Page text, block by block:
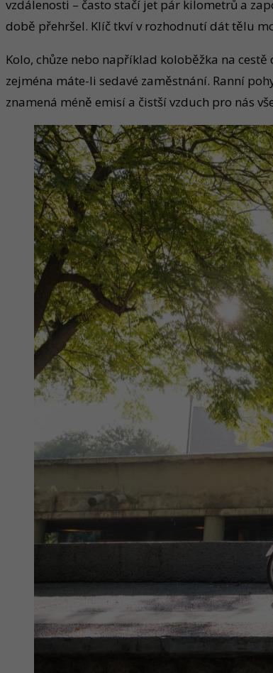
vzdálenosti – často stačí jet pár kilometrů a
době přehršel. Klíč tkví v rozhodnutí dát tělu
Kolo, chůze nebo například koloběžka na
zejména máte-li sedavé zaměstnání. Ranní
znamená méně emisí a čistší vzduch pro nás